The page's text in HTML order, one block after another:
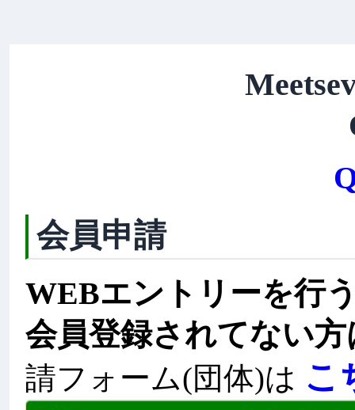
会員申請
WEBエントリーを行
会員登録されてない
請フォーム(団体)は こ